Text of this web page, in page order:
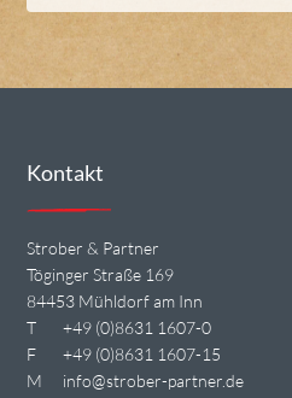
Kontakt
Strober & Partner
Töginger Straße 169
84453 Mühldorf am Inn
T
+49 (0)8631 1607-0
F
+49 (0)8631 1607-15
M
info@strober-partner.de